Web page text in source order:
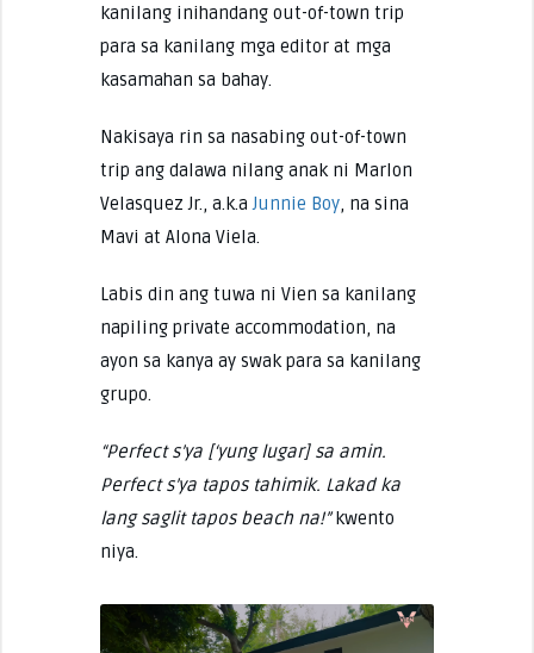
kanilang inihandang out-of-town trip
para sa kanilang mga editor at mga
kasamahan sa bahay.
Nakisaya rin sa nasabing out-of-town
trip ang dalawa nilang anak ni Marlon
Velasquez Jr., a.k.aJunnie Boy, na sina
Mavi at Alona Viela.
Labis din ang tuwa ni Vien sa kanilang
napiling private accommodation, na
ayon sa kanya ay swak para sa kanilang
grupo.
“Perfect s’ya [‘yung lugar] sa amin.
Perfect s’ya tapos tahimik. Lakad ka
lang saglit tapos beach na!”kwento
niya.